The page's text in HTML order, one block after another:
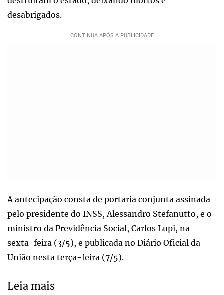
desabrigados.
A antecipação consta de portaria conjunta assinada
pelo presidente do INSS, Alessandro Stefanutto, e o
ministro da Previdência Social, Carlos Lupi, na
sexta-feira (3/5), e publicada no Diário Oficial da
União nesta terça-feira (7/5).
Leia mais